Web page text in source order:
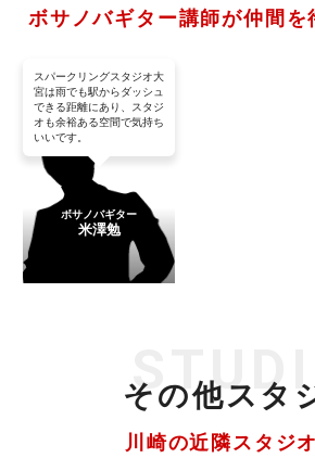
ボサノバギター講師が仲間を
スパークリングスタジオ大
宮は雨でも駅からダッシュ
できる距離にあり、スタジ
オも余裕ある空間で気持ち
いいです。
ボサノバギター
米澤勉
その他スタ
川崎の近隣スタジ